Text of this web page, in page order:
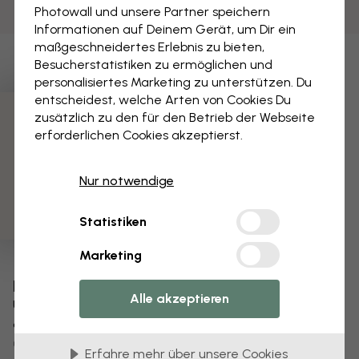
Bearbeiten Sie Ihre Tapete
Unser Designteam kann jedes Motiv optimieren,
damit es für Sie einzigartig wird.
Photowall und unsere Partner speichern
Informationen auf Deinem Gerät, um Dir ein
maßgeschneidertes Erlebnis zu bieten,
Besucherstatistiken zu ermöglichen und
personalisiertes Marketing zu unterstützen. Du
entscheidest, welche Arten von Cookies Du
zusätzlich zu den für den Betrieb der Webseite
erforderlichen Cookies akzeptierst.
Nur notwendige
Statistiken
Marketing
Alle akzeptieren
Erfahre mehr über unsere Cookies